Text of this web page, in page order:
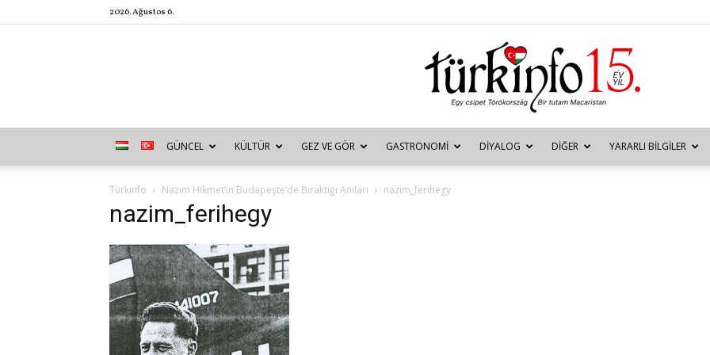
2026. Ağustos 6.
Türkinfo
GÜNCEL KÜLTÜR GEZ VE GÖR GASTRONOMI DIYALOG DIĞER YARARLI BILGILER
Türkinfo Nazım Hikmet’in Budapeşte’de Bıraktığı Anıları nazim_ferihegy
nazim_ferihegy